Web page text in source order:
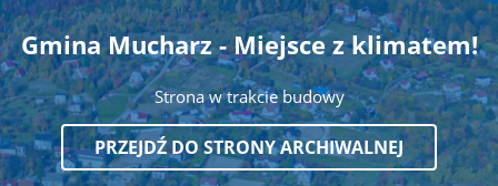
Gmina Mucharz - Miejsce z klimatem!
Strona w trakcie budowy
PRZEJDŹ DO STRONY ARCHIWALNEJ